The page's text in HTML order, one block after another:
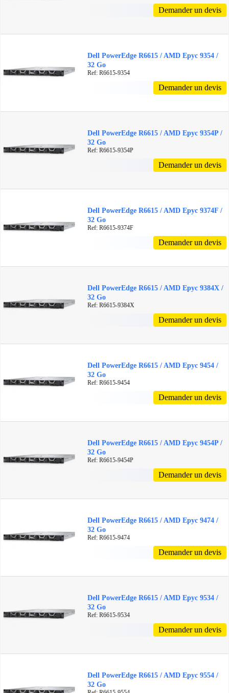
Demander un devis
Dell PowerEdge R6615 / AMD Epyc 9354 /
32 Go
Ref: R6615-9354
Demander un devis
Dell PowerEdge R6615 / AMD Epyc 9354P /
32 Go
Ref: R6615-9354P
Demander un devis
Dell PowerEdge R6615 / AMD Epyc 9374F /
32 Go
Ref: R6615-9374F
Demander un devis
Dell PowerEdge R6615 / AMD Epyc 9384X /
32 Go
Ref: R6615-9384X
Demander un devis
Dell PowerEdge R6615 / AMD Epyc 9454 /
32 Go
Ref: R6615-9454
Demander un devis
Dell PowerEdge R6615 / AMD Epyc 9454P /
32 Go
Ref: R6615-9454P
Demander un devis
Dell PowerEdge R6615 / AMD Epyc 9474 /
32 Go
Ref: R6615-9474
Demander un devis
Dell PowerEdge R6615 / AMD Epyc 9534 /
32 Go
Ref: R6615-9534
Demander un devis
Dell PowerEdge R6615 / AMD Epyc 9554 /
32 Go